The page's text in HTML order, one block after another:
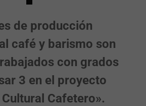
de producción
café y barismo son
con grados
3 en el proyecto
Cafetero».